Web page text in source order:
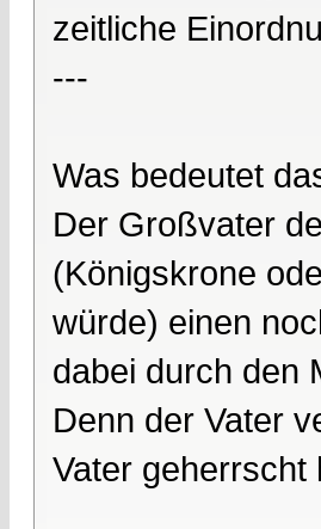
zeitliche
---
Was bedeutet
Der Großvater
(Königskrone
würde) einen
dabei durch den
Denn der Vater
Vater geherrscht